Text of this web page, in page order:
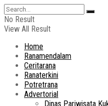
No Result
View All Result
Home
Ranamendalam
Ceritarana
Ranaterkini
Potretrana
Advertorial
Dinas Pariwisata